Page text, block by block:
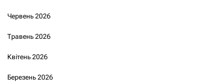
Червень 2026
Травень 2026
Квітень 2026
Березень 2026